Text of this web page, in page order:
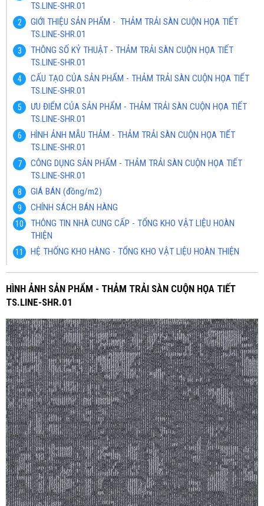
TS.LINE-SHR.01
GIỚI THIỆU SẢN PHẨM - THẢM TRẢI SÀN CUỘN HỌA TIẾT
TS.LINE-SHR.01
THÔNG SỐ KỶ THUẬT - THẢM TRẢI SÀN CUỘN HỌA TIẾT
TS.LINE-SHR.01
CẤU TẠO CỦA SẢN PHẨM - THẢM TRẢI SÀN CUỘN HỌA TIẾT
TS.LINE-SHR.01
ƯU ĐIỂM CỦA SẢN PHẨM - THẢM TRẢI SÀN CUỘN HỌA TIẾT
TS.LINE-SHR.01
HÌNH ẢNH MẪU THẢM - THẢM TRẢI SÀN CUỘN HỌA TIẾT
TS.LINE-SHR.01
CÔNG DỤNG SẢN PHẨM - THẢM TRẢI SÀN CUỘN HỌA TIẾT
TS.LINE-SHR.01
GIÁ BÁN (đồng/m2)
CHÍNH SÁCH BÁN HÀNG
THÔNG TIN NHÀ CUNG CẤP - TỔNG KHO VẬT LIỆU HOÀN
THIỆN
HỆ THỐNG KHO HÀNG - TỔNG KHO VẬT LIỆU HOÀN THIỆN
HÌNH ẢNH SẢN PHẨM - THẢM TRẢI SÀN CUỘN HỌA TIẾT
TS.LINE-SHR.01